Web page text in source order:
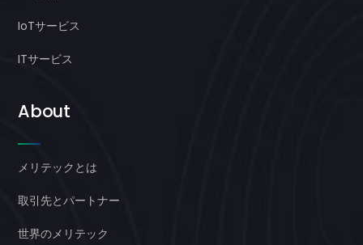
IoTサービス
ITサービス
About
メリテックとは
取引先とパートナー
世界のメリテック